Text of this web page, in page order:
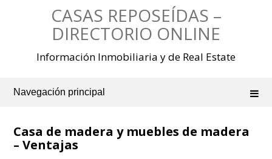
CASAS REPOSEÍDAS –
DIRECTORIO ONLINE
Información Inmobiliaria y de Real Estate
Navegación principal
Casa de madera y muebles de madera
– Ventajas